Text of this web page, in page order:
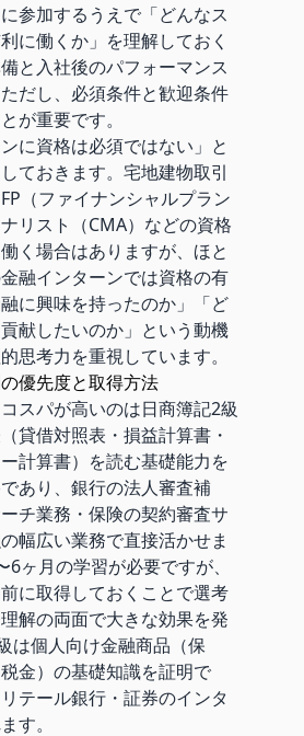
参加するうえで「どんなス
に働くか」を理解しておく
と入社後のパフォーマンス
だし、必須条件と歓迎条件
が重要です。
に資格は必須ではない」と
ておきます。宅地建物取引
（ファイナンシャルプラン
リスト（CMA）などの資格
く場合はありますが、ほと
融インターンでは資格の有
に興味を持ったのか」「ど
献したいのか」という動機
思考力を重視しています。
優先度と取得方法
スパが高いのは日商簿記2級
貸借対照表・損益計算書・
計算書）を読む基礎能力を
あり、銀行の法人審査補
チ業務・保険の契約審査サ
幅広い業務で直接活かせま
ヶ月の学習が必要ですが、
に取得しておくことで選考
解の両面で大きな効果を発
は個人向け金融商品（保
金）の基礎知識を証明で
テール銀行・証券のインタ
す。